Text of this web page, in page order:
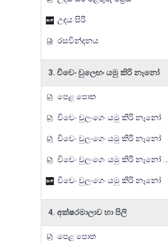
උදය සිරි
රසවින්දනය
3. චීචෙං චුල‌ෙඟං යමු කිරි නෑනෝ
පෙළ පොත
චිචෙං චුලංගෙං යමු කිරි නෑනෝ
චිචෙං චුලංගෙං යමු කිරි නෑනෝ
චිචෙං චුලංගෙං යමු කිරි නෑනෝ පිළිතුරු පත්‍රය
චිචෙං චුලංගෙං යමු කිරි නෑනෝ
4. අක්ෂරමාලාව හා පිලි
පෙළ පොත